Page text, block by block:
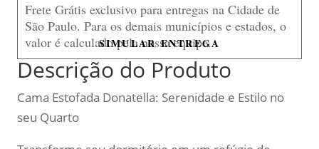
Frete Grátis exclusivo para entregas na Cidade de
São Paulo. Para os demais municípios e estados, o
valor é calculado pela nossa equipe.
SIMULAR ENTREGA
Descrição do Produto
Cama Estofada Donatella: Serenidade e Estilo no
seu Quarto